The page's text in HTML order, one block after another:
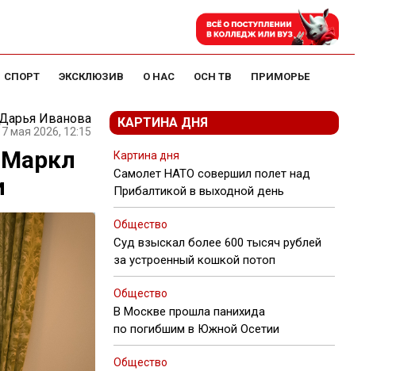
СПОРТ ЭКСКЛЮЗИВ О НАС ОСН ТВ ПРИМОРЬЕ
Иванова
мая 2026, 12:15
Маркл
КАРТИНА ДНЯ
Картина дня
Самолет НАТО совершил полет над
Прибалтикой в выходной день
Общество
Суд взыскал более 600 тысяч рублей
за устроенный кошкой потоп
Общество
В Москве прошла панихида
по погибшим в Южной Осетии
Общество